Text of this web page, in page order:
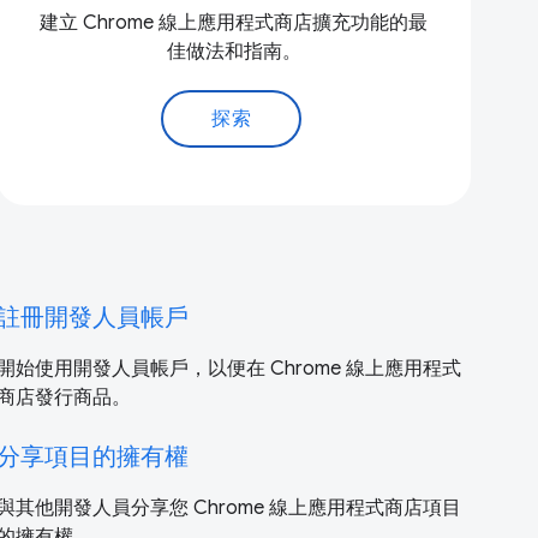
建立 Chrome 線上應用程式商店擴充功能的最
佳做法和指南。
探索
冊開發人員帳戶
始使用開發人員帳戶，以便在 Chrome 線上應用程式
店發行商品。
享項目的擁有權
其他開發人員分享您 Chrome 線上應用程式商店項目